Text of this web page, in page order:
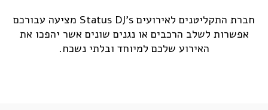
אטרקציות לרחבת ריקודים
הפקת אירועים
חברת התקליטנים לאירועים Status DJ's מציעה עבורכם
אפשרות לשלב הרכבים או נגנים שונים אשר יהפכו את
האירוע שלכם למיוחד ובלתי נשכח.